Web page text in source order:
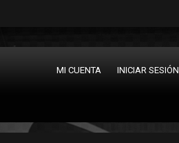
MI CUENTA INICIAR SESIÓN